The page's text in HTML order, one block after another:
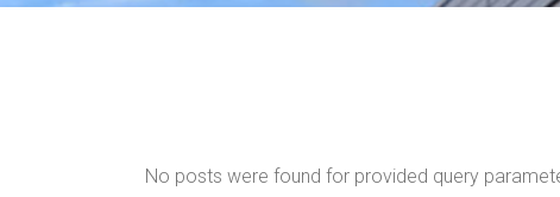
No posts were found for provided query